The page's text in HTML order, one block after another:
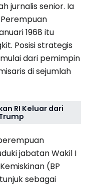
jurnalis senior. Ia
1968 itu
Posisi strategis
dari pemimpin
di sejumlah
RI Keluar dari
jabatan Wakil I
(BP
sebagai